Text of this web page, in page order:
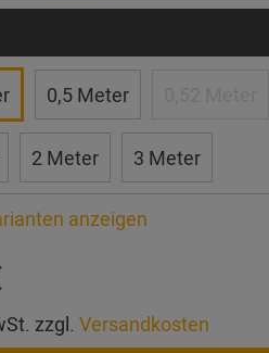
0,5 Meter
2 Meter 3 Meter
anzeigen
zzgl. Versandkosten